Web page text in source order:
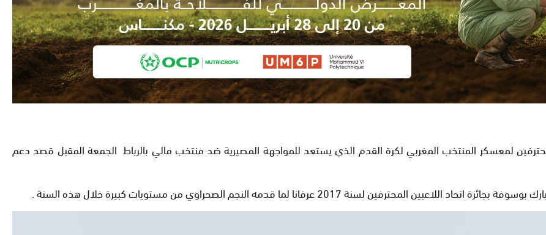
لمعسكر المنتخب المغربي لكرة القدم الذي يستعد للمواجهة المصيرية ضد منتخب مالي بالرباط الجمعة المقبل قصد دعم
لسنة 2017 عرفانا لما قدمه النجم الصحراوي من مستويات كبيرة خلال هذه السنة .